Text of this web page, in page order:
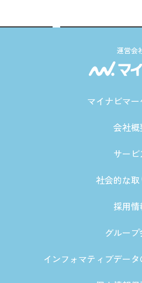
運営会
マイナビマ
会社概
サービ
社会的な取
採用情
グルー
インフォマティブデー